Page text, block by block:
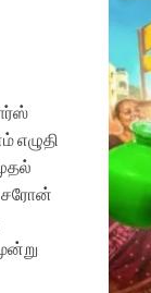
எழுதி
சரோன்